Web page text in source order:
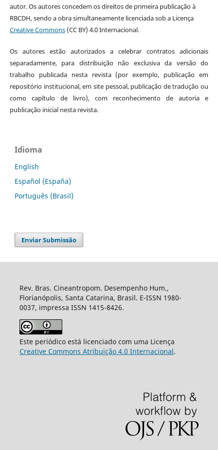
autor. Os autores concedem os direitos de primeira publicação à
RBCDH, sendo a obra simultaneamente licenciada sob a Licença
Creative Commons(CC BY) 4.0 Internacional.
Os autores estão autorizados a celebrar contratos adicionais
separadamente, para distribuição não exclusiva da versão do
trabalho publicada nesta revista (por exemplo, publicação em
repositório institucional, em site pessoal, publicação de tradução ou
como capítulo de livro), com reconhecimento de autoria e
publicação inicial nesta revista.
Idioma
English
Español (España)
Português (Brasil)
Enviar Submissão
Rev. Bras. Cineantropom. Desempenho Hum.,
Florianópolis, Santa Catarina, Brasil. E-ISSN 1980-
0037, impressa ISSN 1415-8426.
Este periódico está licenciado com uma Licença
Creative Commons Atribuição 4.0 Internacional.